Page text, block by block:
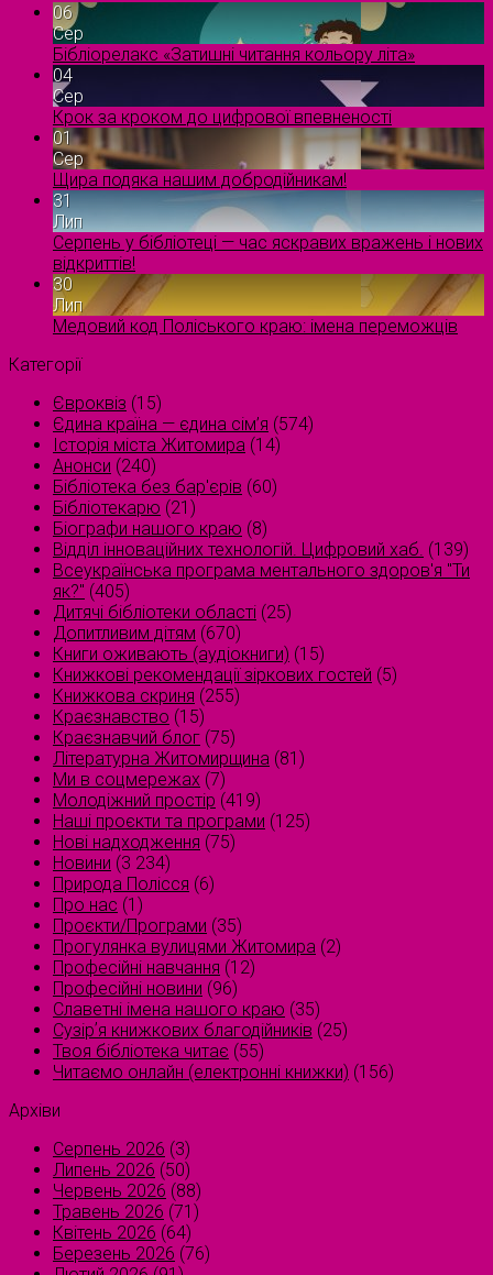
06
Сер
Бібліорелакс «Затишні читання кольору літа»
04
Сер
Крок за кроком до цифрової впевненості
01
Сер
Щира подяка нашим добродійникам!
31
Лип
Серпень у бібліотеці — час яскравих вражень і нових
відкриттів!
30
Лип
Медовий код Поліського краю: імена переможців
Категорії
Євроквіз (15)
Єдина країна — єдина сім’я (574)
Історія міста Житомира (14)
Анонси (240)
Бібліотека без бар'єрів (60)
Бібліотекарю (21)
Біографи нашого краю (8)
Відділ інноваційних технологій. Цифровий хаб. (139)
Всеукраїнська програма ментального здоров'я "Ти
як?" (405)
Дитячі бібліотеки області (25)
Допитливим дітям (670)
Книги оживають (аудіокниги) (15)
Книжкові рекомендації зіркових гостей (5)
Книжкова скриня (255)
Краєзнавство (15)
Краєзнавчий блог (75)
Літературна Житомирщина (81)
Ми в соцмережах (7)
Молодіжний простір (419)
Наші проєкти та програми (125)
Нові надходження (75)
Новини (3 234)
Природа Полісся (6)
Про нас (1)
Проєкти/Програми (35)
Прогулянка вулицями Житомира (2)
Професійні навчання (12)
Професійні новини (96)
Славетні імена нашого краю (35)
Сузірʼя книжкових благодійників (25)
Твоя бібліотека читає (55)
Читаємо онлайн (електронні книжки) (156)
Архіви
Серпень 2026 (3)
Липень 2026 (50)
Червень 2026 (88)
Травень 2026 (71)
Квітень 2026 (64)
Березень 2026 (76)